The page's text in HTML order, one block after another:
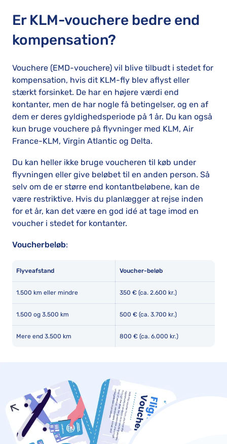
Er KLM-vouchere bedre end
kompensation?
Vouchere (EMD-vouchere) vil blive tilbudt i stedet for
kompensation, hvis dit KLM-fly blev aflyst eller
stærkt forsinket. De har en højere værdi end
kontanter, men de har nogle få betingelser, og en af
dem er deres gyldighedsperiode på 1 år. Du kan også
kun bruge vouchere på flyvninger med KLM, Air
France-KLM, Virgin Atlantic og Delta.
Du kan heller ikke bruge voucheren til køb under
flyvningen eller give beløbet til en anden person. Så
selv om de er større end kontantbeløbene, kan de
være restriktive. Hvis du planlægger at rejse inden
for et år, kan det være en god idé at tage imod en
voucher i stedet for kontanter.
Voucherbeløb:
Flyveafstand Voucher-beløb
1.500 km eller mindre 350 € (ca. 2.600 kr.)
1.500 og 3.500 km 500 € (ca. 3.700 kr.)
Mere end 3.500 km 800 € (ca. 6.000 kr.)